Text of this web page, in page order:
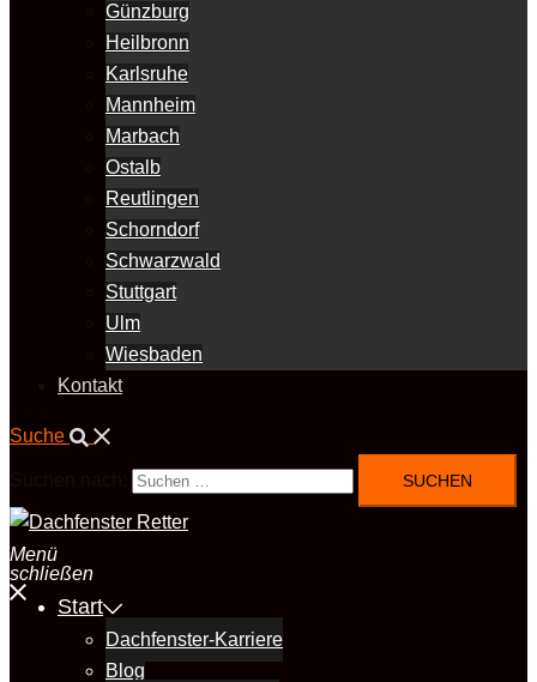
Günzburg
Heilbronn
Karlsruhe
Mannheim
Marbach
Ostalb
Reutlingen
Schorndorf
Schwarzwald
Stuttgart
Ulm
Wiesbaden
Kontakt
Suche
Menü
schließen
Start
Dachfenster-Karriere
Blog